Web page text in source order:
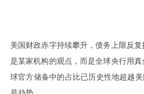
美国财政赤字持续攀升，债务上限反
是某家机构的观点，而是全球央行用
球官方储备中的占比已历史性地超越